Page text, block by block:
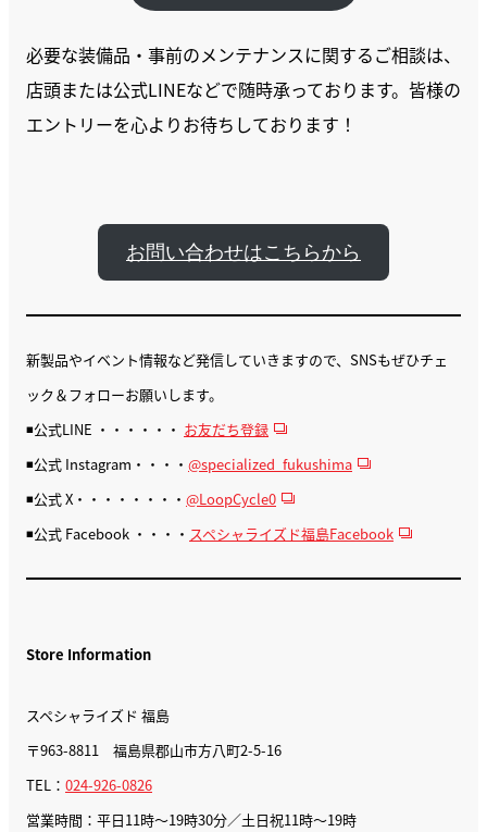
必要な装備品・事前のメンテナンスに関するご相談は、
店頭または公式LINEなどで随時承っております。皆様の
エントリーを心よりお待ちしております！
お問い合わせはこちらから
新製品やイベント情報など発信していきますので、SNSもぜひチェ
ック＆フォローお願いします。
◾️公式LINE ・・・・・・ お友だち登録
◾️公式 Instagram・・・・ @specialized_fukushima
◾️公式 X・・・・・・・・ @LoopCycle0
◾️公式 Facebook ・・・・ スペシャライズド福島Facebook
Store Information
スペシャライズド 福島
〒963-8811 福島県郡山市方八町2-5-16
TEL： 024-926-0826
営業時間：平日11時～19時30分／土日祝11時～19時